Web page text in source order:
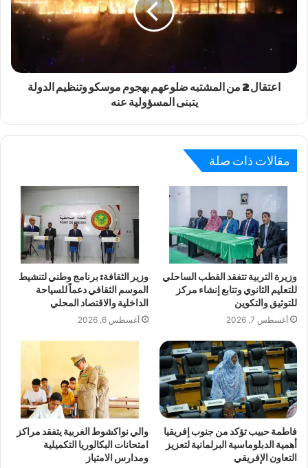
اعتقال 2 من المشتبه ضلوعهم بهجوم موسكو وتنظيم الدولة
يتبنى المسؤولية عنه
مقالات ذات صلة
وزيرة التربية تتفقد القطب الساحلي
للتعليم الثانوي وتتابع إنشاء مركز
للتوثيق والتكوين
أغسطس 7, 2026
وزير الثقافة: برنامج وطني لتنشيط
الموسم الثقافي دعماً للسياحة
الداخلية والاقتصاد المحلي
أغسطس 6, 2026
فاطمة حبيب تؤكد من جنوب إفريقيا
أهمية الدبلوماسية البرلمانية لتعزيز
التعاون الإفريقي
والي نواكشوط الغربية يتفقد مراكز
امتحانات البكالوريا التكميلية
ومدارس الامتياز